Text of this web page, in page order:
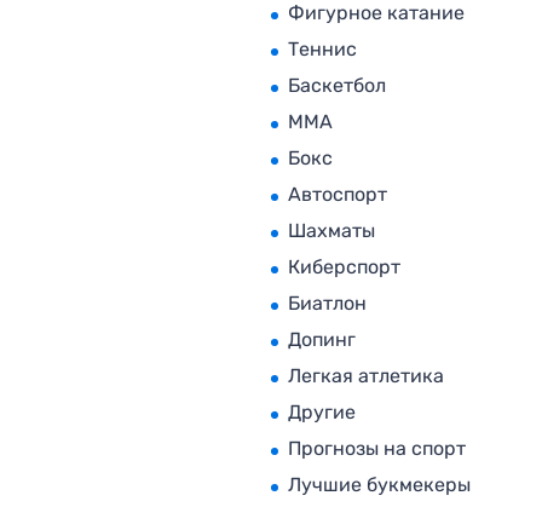
Фигурное катание
Теннис
Баскетбол
MMA
Бокс
Автоспорт
Шахматы
Киберспорт
Биатлон
Допинг
Легкая атлетика
Другие
Прогнозы на спорт
Лучшие букмекеры